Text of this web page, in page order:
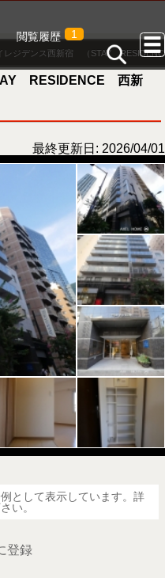
閲覧履歴 1
レジデンス西新宿 （STAY
RESIDENCE 西新
最終更新日: 2026/04/01
として表示しています。詳
い。
登録